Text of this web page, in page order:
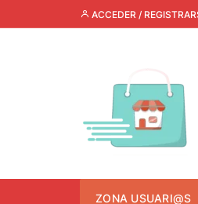
ACCEDER /
ZONA USUARI@S